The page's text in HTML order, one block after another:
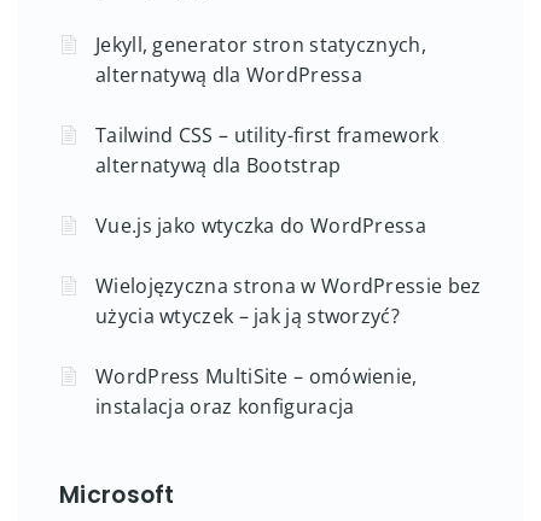
Jekyll, generator stron statycznych,
alternatywą dla WordPressa
Tailwind CSS – utility-first framework
alternatywą dla Bootstrap
Vue.js jako wtyczka do WordPressa
Wielojęzyczna strona w WordPressie bez
użycia wtyczek – jak ją stworzyć?
WordPress MultiSite – omówienie,
instalacja oraz konfiguracja
Microsoft